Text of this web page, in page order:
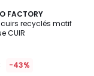
FACTORY
recyclés motif
mosaïque CUIR
-43%